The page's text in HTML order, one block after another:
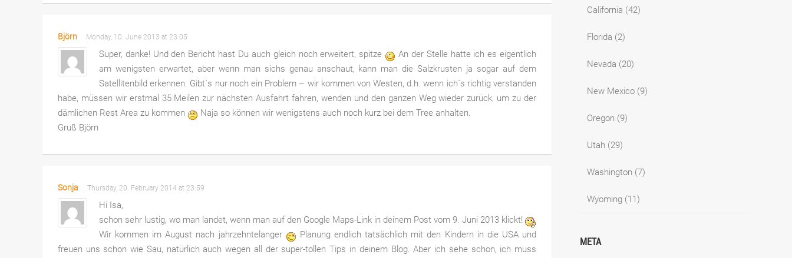
Björn Monday, 10. June 2013 at 23:05
Super, danke! Und den Bericht hast Du auch gleich noch erweitert, spitze
An der Stelle hatte ich es eigentlich
am wenigsten erwartet, aber wenn man sichs genau anschaut, kann man die Salzkrusten ja sogar auf dem
Satellitenbild erkennen. Gibt´s nur noch ein Problem – wir kommen von Westen, d.h. wenn ich´s richtig verstanden
habe, müssen wir erstmal 35 Meilen zur nächsten Ausfahrt fahren, wenden und den ganzen Weg wieder zurück, um zu der
dämlichen Rest Area zu kommen
Naja so können wir wenigstens auch noch kurz bei dem Tree anhalten.
Gruß Björn
Sonja Thursday, 20. February 2014 at 23:59
Hi Isa,
schon sehr lustig, wo man landet, wenn man auf den Google Maps-Link in deinem Post vom 9. Juni 2013 klickt!
Wir kommen im August nach jahrzehntelanger
Planung endlich tatsächlich mit den Kindern in die USA und
freuen uns schon wie Sau, natürlich auch wegen all der super-tollen Tips in deinem Blog. Aber ich sehe schon, ich muss
California (42)
Florida (2)
Nevada (20)
New Mexico (9)
Oregon (9)
Utah (29)
Washington (7)
Wyoming (11)
META